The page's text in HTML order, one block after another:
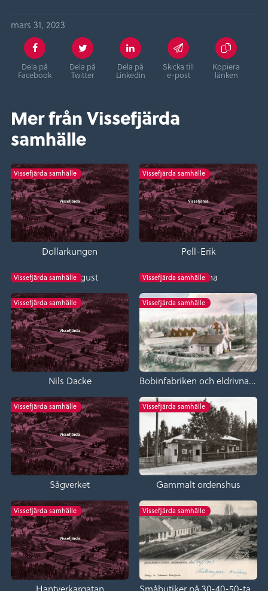
mars 31, 2023
Dela på
Facebook
Dela på
Twitter
Dela på
Linkedin
Skicka till
e-post
Kopiera
länken
Mer från Vissefjärda
samhälle
Vissefjärda samhälle
Dollarkungen
Vissefjärda samhälle
Pell-Erik
Vissefjärda samhälle
Sjung-August Vissefjärda samhälle
Loa-Lena
Vissefjärda samhälle
Nils Dacke
Vissefjärda samhälle
Bobinfabriken och eldrivna Kvarnen
Vissefjärda samhälle
Sågverket
Vissefjärda samhälle
Gammalt ordenshus
Vissefjärda samhälle
Hantverkargatan
Vissefjärda samhälle